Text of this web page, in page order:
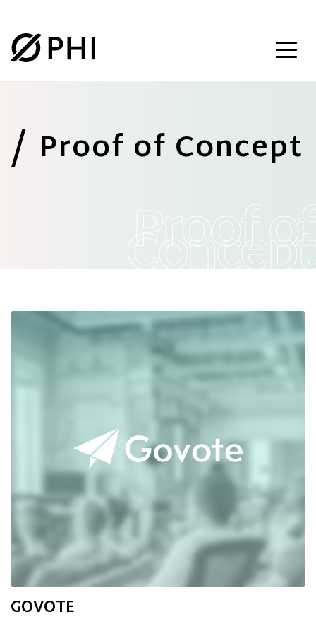
Proof of Concept
Proof of
Concept
GOVOTE